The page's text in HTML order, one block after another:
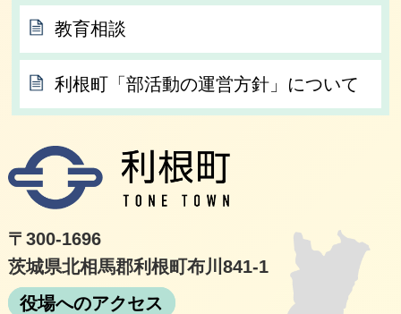
教育相談
利根町「部活動の運営方針」について
〒300-1696
茨城県北相馬郡利根町布川841-1
役場へのアクセス